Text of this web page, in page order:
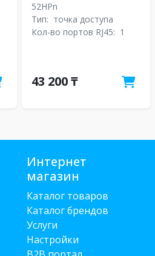
52HPn
Тип: точка доступа
Кол-во портов RJ45: 1
43 200 ₸
Интернет
магазин
Каталог товаров
Каталог брендов
Услуги
Настройки